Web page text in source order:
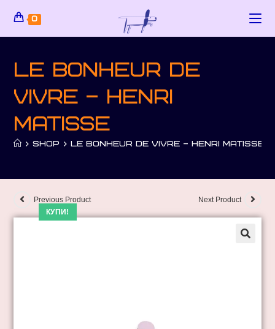
0
Le bonheur de
vivre – Henri
Matisse
> SHOP > LE BONHEUR DE VIVRE – HENRI MATISSE
КУПИ!
Previous Product Next Product